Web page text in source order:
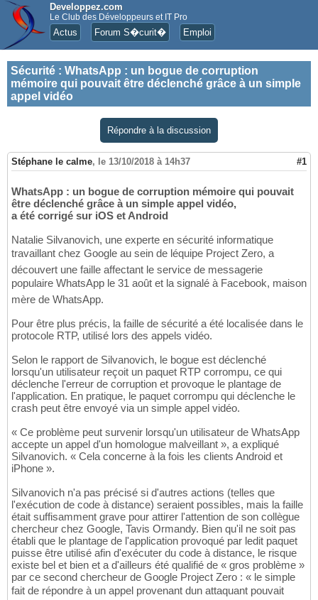
Developpez.com
Le Club des Développeurs et IT Pro
Actus Forum S�curit� Emploi
Sécurité : WhatsApp : un bogue de corruption
mémoire qui pouvait être déclenché grâce à un simple
appel vidéo
Répondre à la discussion
Stéphane le calme, le 13/10/2018 à 14h37 #1
WhatsApp : un bogue de corruption mémoire qui pouvait
être déclenché grâce à un simple appel vidéo,
a été corrigé sur iOS et Android
Natalie Silvanovich, une experte en sécurité informatique
travaillant chez Google au sein de léquipe Project Zero, a
découvert une faille affectant le service de messagerie
populaire WhatsApp le 31 août et la signalé à Facebook, maison
mère de WhatsApp.
Pour être plus précis, la faille de sécurité a été localisée dans le
protocole RTP, utilisé lors des appels vidéo.
Selon le rapport de Silvanovich, le bogue est déclenché
lorsqu'un utilisateur reçoit un paquet RTP corrompu, ce qui
déclenche l'erreur de corruption et provoque le plantage de
l'application. En pratique, le paquet corrompu qui déclenche le
crash peut être envoyé via un simple appel vidéo.
« Ce problème peut survenir lorsqu'un utilisateur de WhatsApp
accepte un appel d'un homologue malveillant », a expliqué
Silvanovich. « Cela concerne à la fois les clients Android et
iPhone ».
Silvanovich n'a pas précisé si d'autres actions (telles que
l'exécution de code à distance) seraient possibles, mais la faille
était suffisamment grave pour attirer l'attention de son collègue
chercheur chez Google, Tavis Ormandy. Bien qu'il ne soit pas
établi que le plantage de l'application provoqué par ledit paquet
puisse être utilisé afin d'exécuter du code à distance, le risque
existe bel et bien et a d'ailleurs été qualifié de « gros problème »
par ce second chercheur de Google Project Zero : « le simple
fait de répondre à un appel provenant dun attaquant pouvait